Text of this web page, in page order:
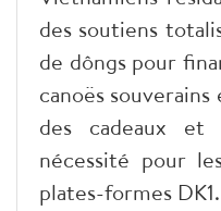
des soutiens
de dôngs pour
canoës
des cadeaux et
nécessité pour
plates-formes